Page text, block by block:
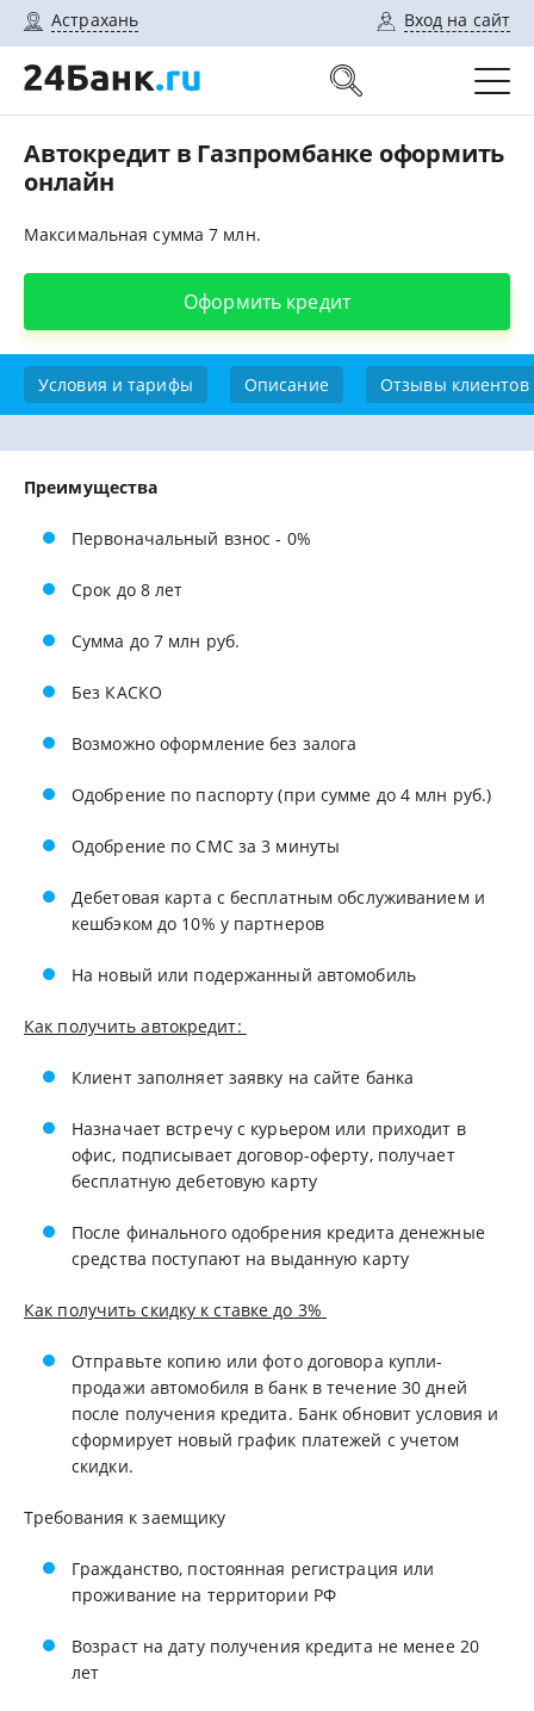
Астрахань Вход на сайт
Автокредит в Газпромбанке оформить
онлайн
Максимальная сумма 7 млн.
Оформить кредит
Условия и тарифы Описание Отзывы клиентов
Преимущества
Первоначальный взнос - 0%
Срок до 8 лет
Сумма до 7 млн руб.
Без КАСКО
Возможно оформление без залога
Одобрение по паспорту (при сумме до 4 млн руб.)
Одобрение по СМС за 3 минуты
Дебетовая карта с бесплатным обслуживанием и
кешбэком до 10% у партнеров
На новый или подержанный автомобиль
Как получить автокредит:
Клиент заполняет заявку на сайте банка
Назначает встречу с курьером или приходит в
офис, подписывает договор-оферту, получает
бесплатную дебетовую карту
После финального одобрения кредита денежные
средства поступают на выданную карту
Как получить скидку к ставке до 3%
Отправьте копию или фото договора купли-
продажи автомобиля в банк в течение 30 дней
после получения кредита. Банк обновит условия и
сформирует новый график платежей с учетом
скидки.
Требования к заемщику
Гражданство, постоянная регистрация или
проживание на территории РФ
Возраст на дату получения кредита не менее 20
лет